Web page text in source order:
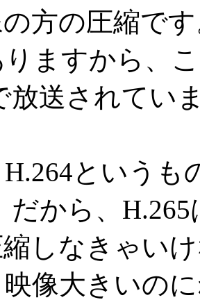
方の圧縮で
りますから、
放送されてい
というも
だから、
しなきゃい
像大きいの